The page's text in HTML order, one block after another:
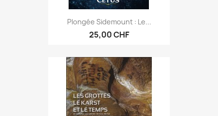
Plongée Sidemount : Le...
25,00 CHF